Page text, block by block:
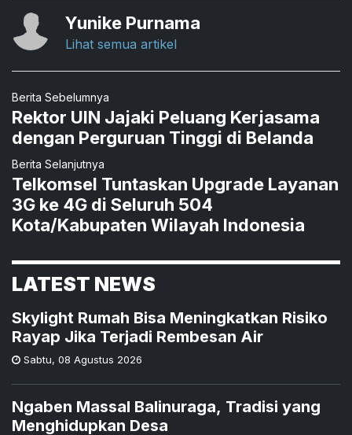
Yunike Purnama
Lihat semua artikel
Berita Sebelumnya
Rektor UIN Jajaki Peluang Kerjasama
dengan Perguruan Tinggi di Belanda
Berita Selanjutnya
Telkomsel Tuntaskan Upgrade Layanan
3G ke 4G di Seluruh 504
Kota/Kabupaten Wilayah Indonesia
LATEST NEWS
Skylight Rumah Bisa Meningkatkan Risiko
Rayap Jika Terjadi Rembesan Air
Sabtu, 08 Agustus 2026
Ngaben Massal Balinuraga, Tradisi yang
Menghidupkan Desa